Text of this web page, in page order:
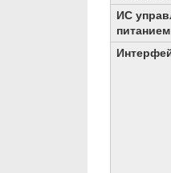
ИС
питанием